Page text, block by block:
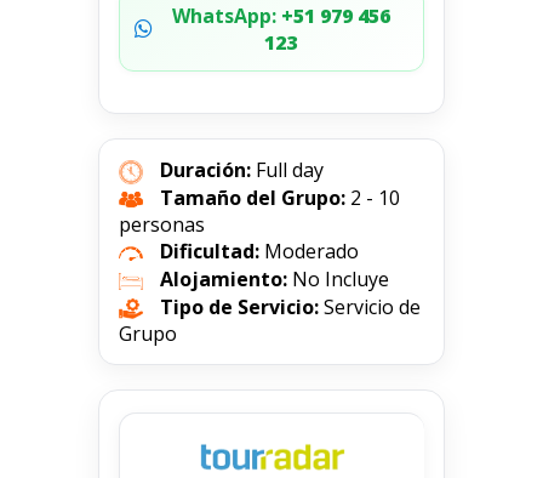
WhatsApp:+51 979 456
123
Duración: Full day
Tamaño del Grupo: 2 - 10
personas
Dificultad: Moderado
Alojamiento: No Incluye
Tipo de Servicio:Servicio de
Grupo